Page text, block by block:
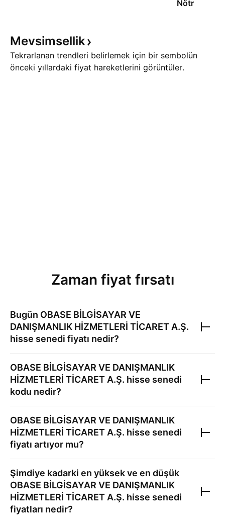
Nötr
Mevsimsellik
Tekrarlanan trendleri belirlemek için bir sembolün
önceki yıllardaki fiyat hareketlerini görüntüler.
Zaman fiyat fırsatı
Bugün OBASE BİLGİSAYAR VE
DANIŞMANLIK HİZMETLERİ TİCARET A.Ş.
hisse senedi fiyatı nedir?
OBASE BİLGİSAYAR VE DANIŞMANLIK
HİZMETLERİ TİCARET A.Ş. hisse senedi
kodu nedir?
OBASE BİLGİSAYAR VE DANIŞMANLIK
HİZMETLERİ TİCARET A.Ş. hisse senedi
fiyatı artıyor mu?
Şimdiye kadarki en yüksek ve en düşük
OBASE BİLGİSAYAR VE DANIŞMANLIK
HİZMETLERİ TİCARET A.Ş. hisse senedi
fiyatları nedir?